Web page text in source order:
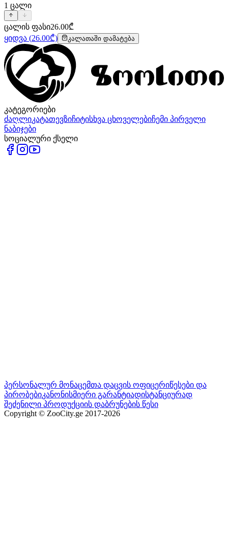
1 ცალი
ცალის ფასი26.00₾
ყიდვა (26.00₾) კალათაში დამატება
კატეგორიები
ძაღლიკატათევზიჩიტისხვა ცხოველებიჩემი პირველი
ნაბიჯები
სოციალური ქსელი
პერსონალურ მონაცემთა დაცვის ოფიცერიწესები და
პირობებიკანონისმიერი გარანტიადისტანციურად
შეძენილი პროდუქციის დაბრუნების წესი
Copyright © ZooCity.ge 2017-2026